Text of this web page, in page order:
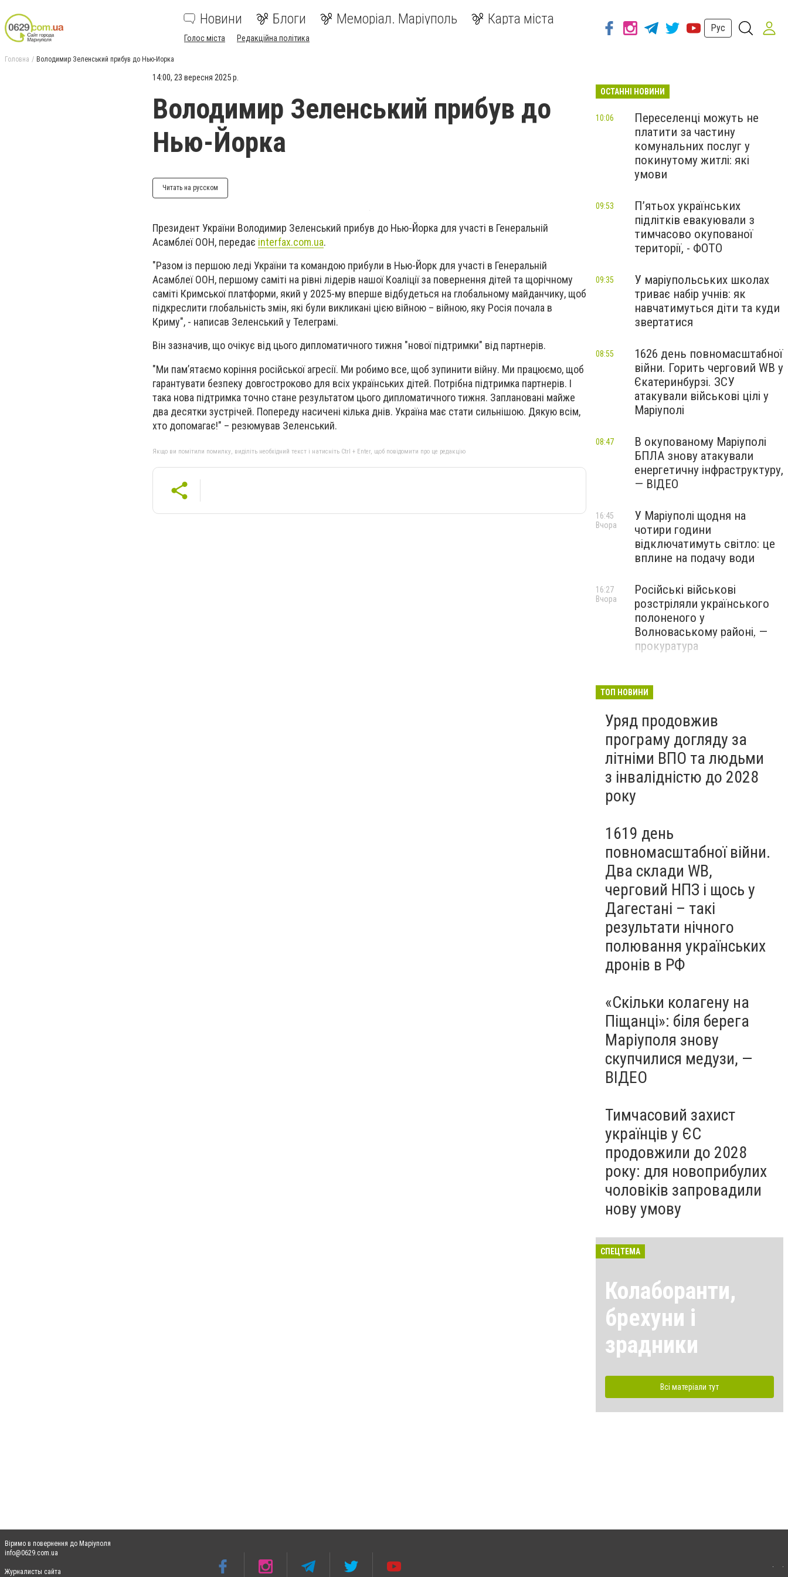
Новини Блоги Меморіал. Маріуполь Карта міста
Голос міста Редакційна політика
Рус
Головна Володимир Зеленський прибув до Нью-Йорка
14:00, 23 вересня 2025 р.
Володимир Зеленський прибув до
Нью-Йорка
Читать на русском
Президент України Володимир Зеленський прибув до Нью-Йорка для участі в Генеральній
Асамблеї ООН, передає interfax.com.ua.
"Разом із першою леді України та командою прибули в Нью-Йорк для участі в Генеральній
Асамблеї ООН, першому саміті на рівні лідерів нашої Коаліції за повернення дітей та щорічному
саміті Кримської платформи, який у 2025-му вперше відбудеться на глобальному майданчику, щоб
підкреслити глобальність змін, які були викликані цією війною – війною, яку Росія почала в
Криму", - написав Зеленський у Телеграмі.
Він зазначив, що очікує від цього дипломатичного тижня "нової підтримки" від партнерів.
"Ми пам’ятаємо коріння російської агресії. Ми робимо все, щоб зупинити війну. Ми працюємо, щоб
гарантувати безпеку довгостроково для всіх українських дітей. Потрібна підтримка партнерів. І
така нова підтримка точно стане результатом цього дипломатичного тижня. Заплановані майже
два десятки зустрічей. Попереду насичені кілька днів. Україна має стати сильнішою. Дякую всім,
хто допомагає!" – резюмував Зеленський.
Якщо ви помітили помилку, виділіть необхідний текст і натисніть Ctrl + Enter, щоб повідомити про це редакцію
ОСТАННІ НОВИНИ
Переселенці можуть не
платити за частину
комунальних послуг у
покинутому житлі: які
умови
10:06
П’ятьох українських
підлітків евакуювали з
тимчасово окупованої
території, - ФОТО
09:53
У маріупольських школах
триває набір учнів: як
навчатимуться діти та куди
звертатися
09:35
1626 день повномасштабної
війни. Горить черговий WB у
Єкатеринбурзі. ЗСУ
атакували військові цілі у
Маріуполі
08:55
В окупованому Маріуполі
БПЛА знову атакували
енергетичну інфраструктуру,
— ВІДЕО
08:47
У Маріуполі щодня на
чотири години
відключатимуть світло: це
вплине на подачу води
16:45
Вчора
Російські військові
розстріляли українського
полоненого у
Волноваському районі, —
прокуратура
16:27
Вчора
адміністрація оскаржує
судами право власності на
житло
Вчора
ТОП НОВИНИ
Уряд продовжив
програму догляду за
літніми ВПО та людьми
з інвалідністю до 2028
року
1619 день
повномасштабної війни.
Два склади WB,
черговий НПЗ і щось у
Дагестані – такі
результати нічного
полювання українських
дронів в РФ
«Скільки колагену на
Піщанці»: біля берега
Маріуполя знову
скупчилися медузи, —
ВІДЕО
Тимчасовий захист
українців у ЄС
продовжили до 2028
року: для новоприбулих
чоловіків запровадили
нову умову
СПЕЦТЕМА
Колаборанти,
брехуни і
зрадники
Всі матеріали тут
Віримо в повернення до Маріуполя
info@0629.com.ua
Журналисты сайта